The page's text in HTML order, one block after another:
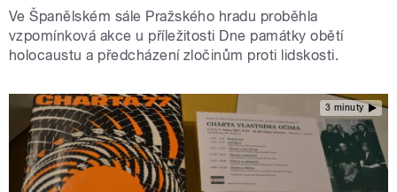
Ve Španělském sále Pražského hradu proběhla
vzpomínková akce u příležitosti Dne památky obětí
holocaustu a předcházení zločinům proti lidskosti.
3 minuty